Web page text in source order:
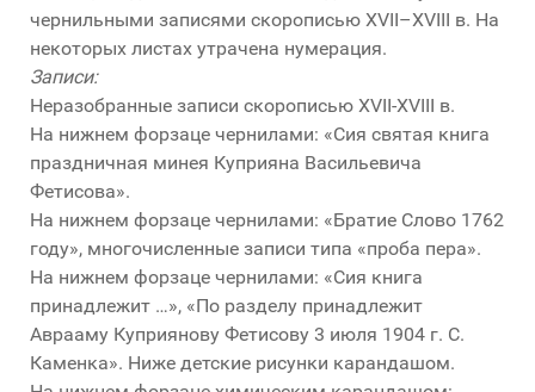
чернильными записями скорописью XVII–XVIII в. На
некоторых листах утрачена нумерация.
Записи:
Неразобранные записи скорописью XVII-XVIII в.
На нижнем форзаце чернилами: «Сия святая книга
праздничная минея Куприяна Васильевича
Фетисова».
На нижнем форзаце чернилами: «Братие Слово 1762
году», многочисленные записи типа «проба пера».
На нижнем форзаце чернилами: «Сия книга
принадлежит …», «По разделу принадлежит
Аврааму Куприянову Фетисову 3 июля 1904 г. С.
Каменка». Ниже детские рисунки карандашом.